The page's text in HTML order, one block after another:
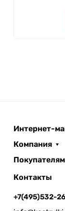
Интернет-
Компания
Покупателям
Контакты
+7(495)532-